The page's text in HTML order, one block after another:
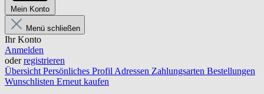
Mein Konto
Menü schließen
Ihr Konto
Anmelden
oderregistrieren
Übersicht Persönliches Profil Adressen Zahlungsarten Bestellungen
Wunschlisten Erneut kaufen